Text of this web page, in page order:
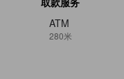
ATM
280米